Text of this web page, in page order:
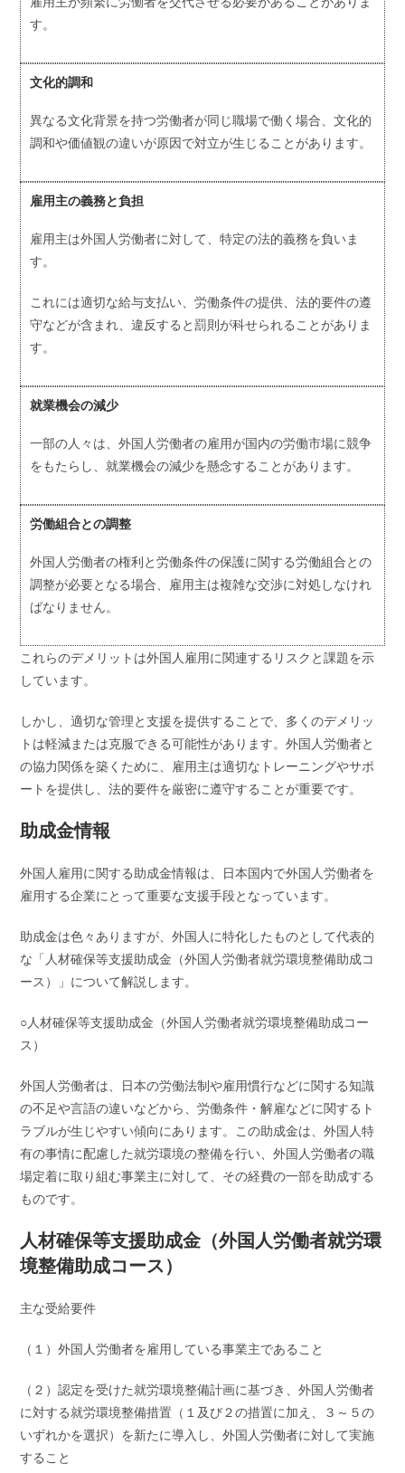
す。
文化的調和
異なる文化背景を持つ労働者が同じ職場で働く場合、文化的
調和や価値観の違いが原因で対立が生じることがあります。
雇用主の義務と負担
雇用主は外国人労働者に対して、特定の法的義務を負いま
す。
これには適切な給与支払い、労働条件の提供、法的要件の遵
守などが含まれ、違反すると罰則が科せられることがありま
す。
就業機会の減少
一部の人々は、外国人労働者の雇用が国内の労働市場に競争
をもたらし、就業機会の減少を懸念することがあります。
労働組合との調整
外国人労働者の権利と労働条件の保護に関する労働組合との
調整が必要となる場合、雇用主は複雑な交渉に対処しなけれ
ばなりません。
これらのデメリットは外国人雇用に関連するリスクと課題を示
しています。
しかし、適切な管理と支援を提供することで、多くのデメリッ
トは軽減または克服できる可能性があります。外国人労働者と
の協力関係を築くために、雇用主は適切なトレーニングやサポ
ートを提供し、法的要件を厳密に遵守することが重要です。
助成金情報
外国人雇用に関する助成金情報は、日本国内で外国人労働者を
雇用する企業にとって重要な支援手段となっています。
助成金は色々ありますが、外国人に特化したものとして代表的
な「人材確保等支援助成金（外国人労働者就労環境整備助成コ
ース）」について解説します。
○人材確保等支援助成金（外国人労働者就労環境整備助成コー
ス）
外国人労働者は、日本の労働法制や雇用慣行などに関する知識
の不足や言語の違いなどから、労働条件・解雇などに関するト
ラブルが生じやすい傾向にあります。この助成金は、外国人特
有の事情に配慮した就労環境の整備を行い、外国人労働者の職
場定着に取り組む事業主に対して、その経費の一部を助成する
ものです。
人材確保等支援助成金（外国人労働者就労環
境整備助成コース）
主な受給要件
（１）外国人労働者を雇用している事業主であること
（２）認定を受けた就労環境整備計画に基づき、外国人労働者
に対する就労環境整備措置（１及び２の措置に加え、３～５の
いずれかを選択）を新たに導入し、外国人労働者に対して実施
すること